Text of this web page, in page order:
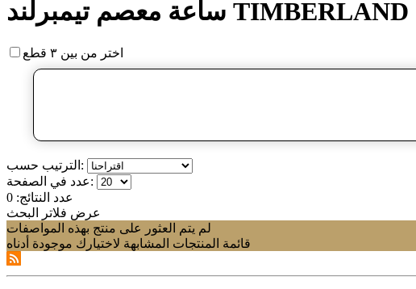
اختر من بين ٣ قطع
الترتيب حسب:
عدد في الصفحة:
عدد النتائج: 0
عرض فلاتر البحث
لم يتم العثور على منتج بهذه المواصفات
قائمة المنتجات المشابهة لاختيارك موجودة أدناه